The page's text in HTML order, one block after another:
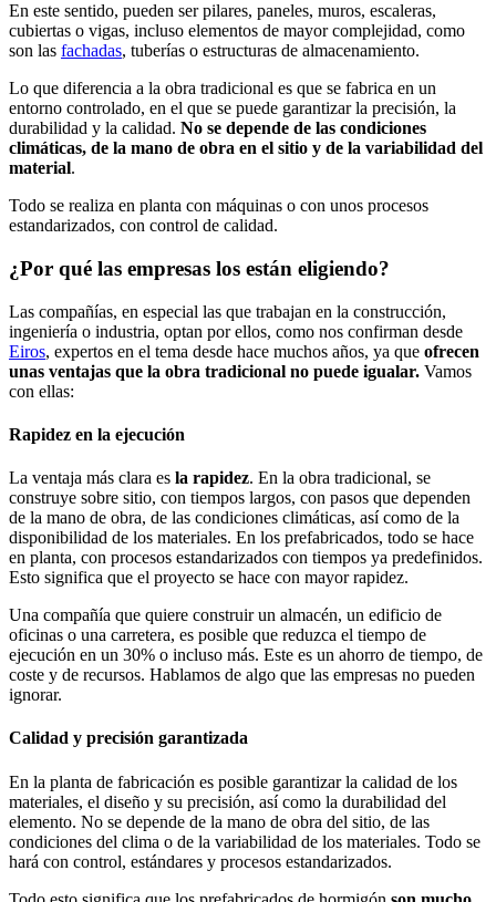
En este sentido, pueden ser pilares, paneles, muros, escaleras,
cubiertas o vigas, incluso elementos de mayor complejidad, como
son las fachadas, tuberías o estructuras de almacenamiento.
Lo que diferencia a la obra tradicional es que se fabrica en un
entorno controlado, en el que se puede garantizar la precisión, la
durabilidad y la calidad. No se depende de las condiciones
climáticas, de la mano de obra en el sitio y de la variabilidad del
material.
Todo se realiza en planta con máquinas o con unos procesos
estandarizados, con control de calidad.
¿Por qué las empresas los están eligiendo?
Las compañías, en especial las que trabajan en la construcción,
ingeniería o industria, optan por ellos, como nos confirman desde
Eiros, expertos en el tema desde hace muchos años, ya que ofrecen
unas ventajas que la obra tradicional no puede igualar. Vamos
con ellas:
Rapidez en la ejecución
La ventaja más clara es la rapidez. En la obra tradicional, se
construye sobre sitio, con tiempos largos, con pasos que dependen
de la mano de obra, de las condiciones climáticas, así como de la
disponibilidad de los materiales. En los prefabricados, todo se hace
en planta, con procesos estandarizados con tiempos ya predefinidos.
Esto significa que el proyecto se hace con mayor rapidez.
Una compañía que quiere construir un almacén, un edificio de
oficinas o una carretera, es posible que reduzca el tiempo de
ejecución en un 30% o incluso más. Este es un ahorro de tiempo, de
coste y de recursos. Hablamos de algo que las empresas no pueden
ignorar.
Calidad y precisión garantizada
En la planta de fabricación es posible garantizar la calidad de los
materiales, el diseño y su precisión, así como la durabilidad del
elemento. No se depende de la mano de obra del sitio, de las
condiciones del clima o de la variabilidad de los materiales. Todo se
hará con control, estándares y procesos estandarizados.